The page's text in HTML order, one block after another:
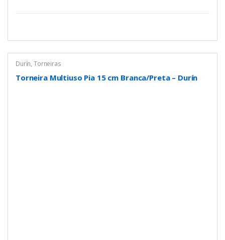
Durín,Torneiras
Torneira Multiuso Pia 15 cm Branca/Preta – Durín